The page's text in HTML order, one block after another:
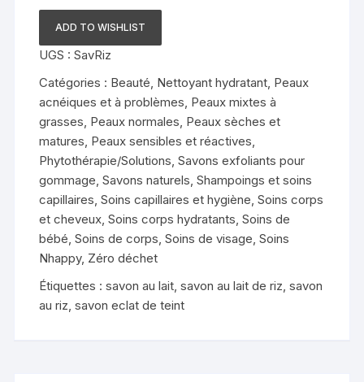
lait
de
riz
ADD TO WISHLIST
UGS :SavRiz
Catégories : Beauté, Nettoyant hydratant, Peaux
acnéiques et à problèmes, Peaux mixtes à
grasses, Peaux normales, Peaux sèches et
matures, Peaux sensibles et réactives,
Phytothérapie/Solutions,Savons exfoliants pour
gommage,Savons naturels,Shampoings et soins
capillaires,Soins capillaires et hygiène,Soins corps
et cheveux,Soins corps hydratants,Soins de
bébé,Soins de corps,Soins de visage,Soins
Nhappy, Zéro déchet
Étiquettes :savon au lait,savon au lait de riz,savon
au riz,savon eclat de teint